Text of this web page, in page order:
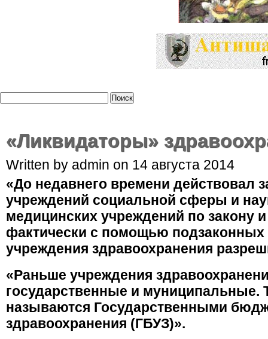
«Ликвидаторы»
Written by admin on 14 августа 2014
«До недавнего времени действовал
учреждений социальной сферы и
медицинских учреждений по закону
фактически с помощью подзаконных
учреждения здравоохранения
«Раньше учреждения
государственные и муниципальные.
называются Государственными
здравоохранения (ГБУЗ)».